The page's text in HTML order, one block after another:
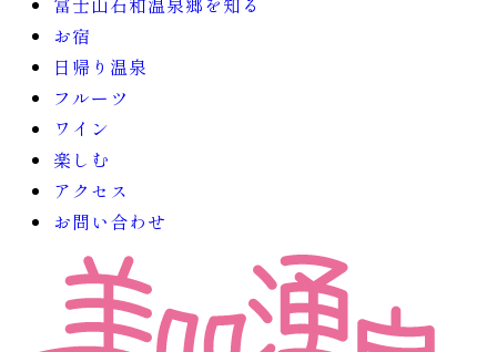
お宿
日帰り温泉
フルーツ
ワイン
楽しむ
アクセス
お問い合わせ